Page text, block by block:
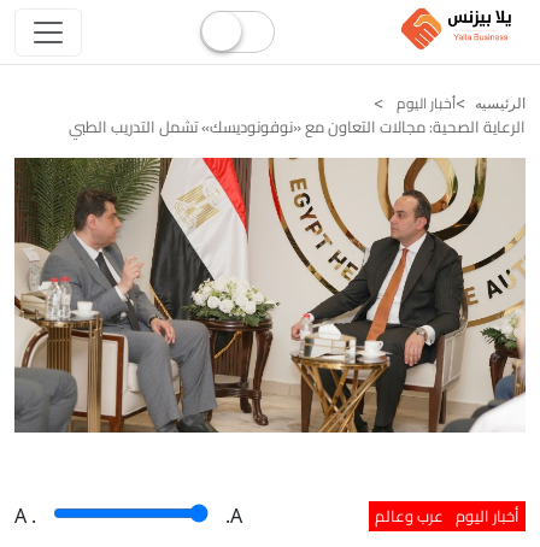
الرئيسيه أخبار اليوم
الرعاية الصحية: مجالات التعاون مع «نوفونوديسك» تشمل التدريب الطبي
أخبار اليوم عرب وعالم A . .A